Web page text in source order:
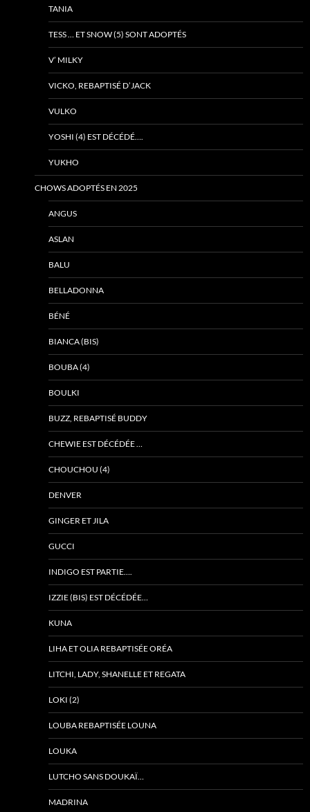
TANIA
TESS … ET SNOW (5) SONT ADOPTÉS
V’ MILKY
VICKO, REBAPTISÉ D’JACK
VULKO
YOSHI (4) EST DÉCÉDÉ….
YUKHO
CHOWS ADOPTÉS EN 2025
ANGUS
ASLAN
BALU
BELLADONNA
BÉNÉ
BIANCA (BIS)
BOUBA (4)
BOULKI
BUZZ, REBAPTISÉ BUDDY
CHEWIE EST DÉCÉDÉE …
CHOUCHOU (4)
DENVER
GINGER ET JILA
GUCCI
INDIGO EST PARTIE….
IZZIE (BIS) EST DÉCÉDÉE…
KUNA
LIHA ET OLIA REBAPTISÉE ORÉA
LITCHI, LADY, SHANELLE ET REGATA
LOKI (2)
LOUBA REBAPTISÉE LOUNA
LOUKA
LUTCHO SANS DOUKAÏ…
MADRINA